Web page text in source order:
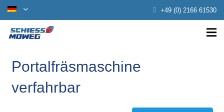
+49 (0) 2166 61530
Portalfräsmaschine
verfahrbar